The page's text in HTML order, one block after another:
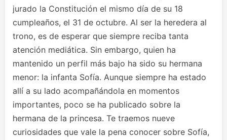
jurado la Constitución el mismo día de su 18
cumpleaños, el 31 de octubre. Al ser la heredera al
trono, es de esperar que siempre reciba tanta
atención mediática. Sin embargo, quien ha
mantenido un perfil más bajo ha sido su hermana
menor: la infanta Sofía. Aunque siempre ha estado
allí a su lado acompañándola en momentos
importantes, poco se ha publicado sobre la
hermana de la princesa. Te traemos nueve
curiosidades que vale la pena conocer sobre Sofía,